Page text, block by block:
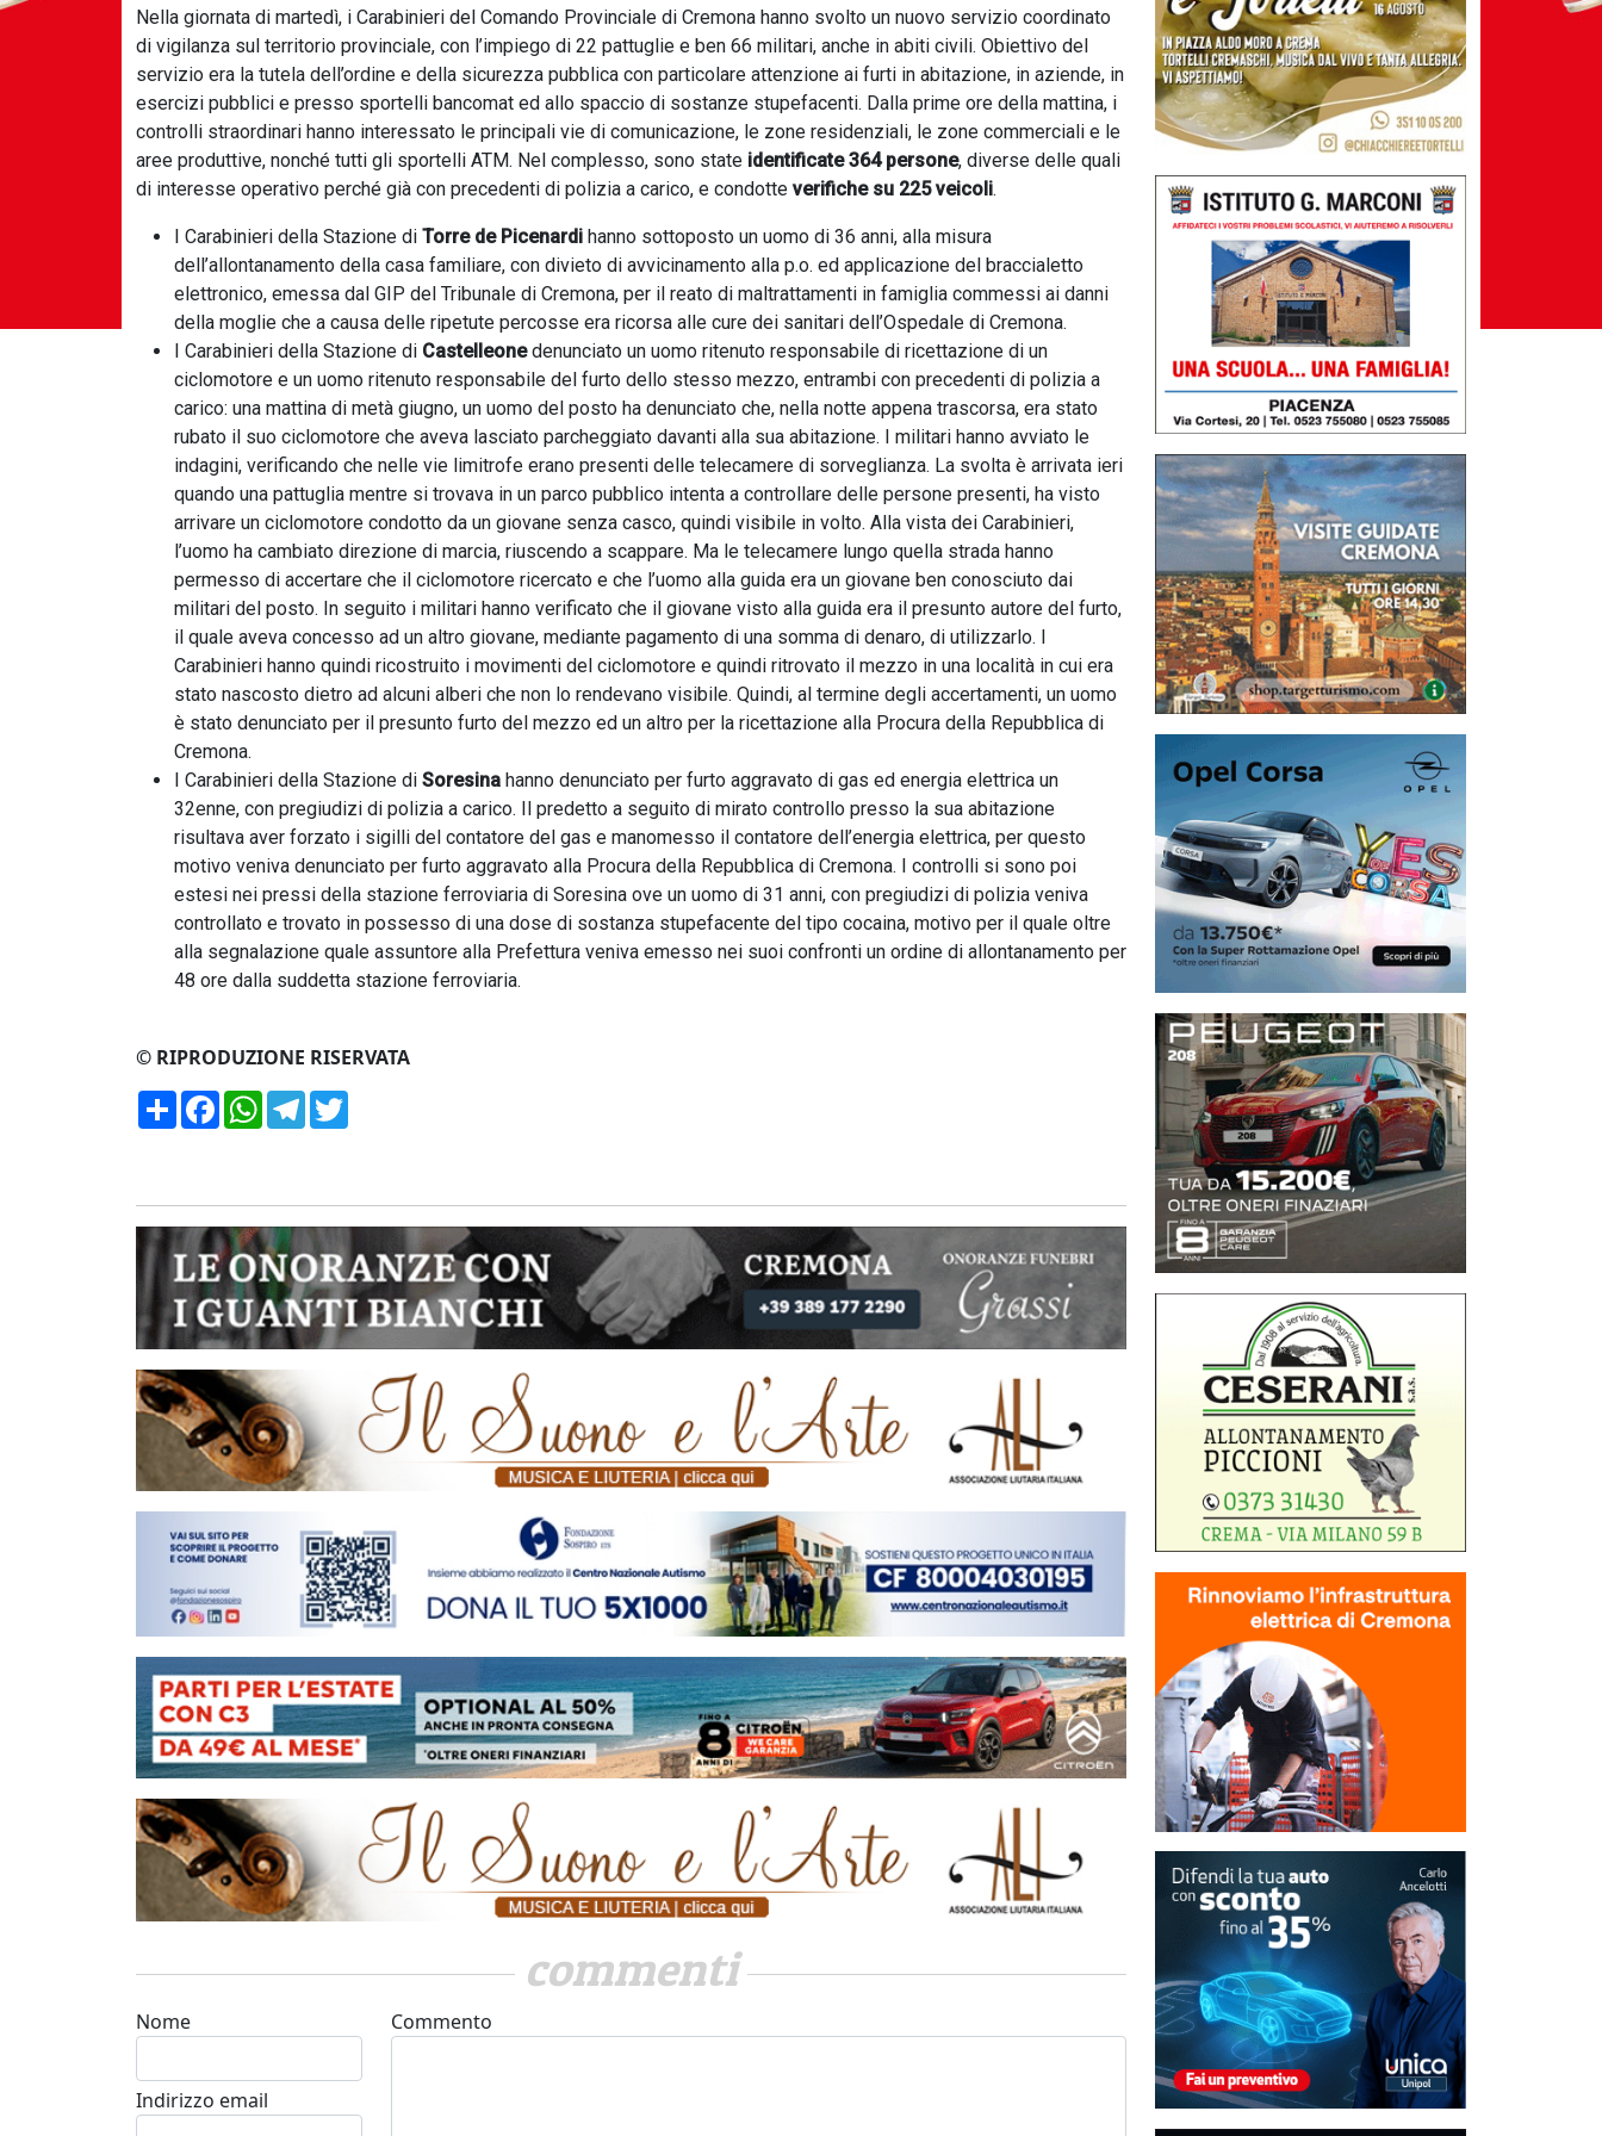
Nella giornata di martedì, i Carabinieri del Comando Provinciale di Cremona hanno svolto un nuovo servizio coordinato
di vigilanza sul territorio provinciale, con l’impiego di 22 pattuglie e ben 66 militari, anche in abiti civili. Obiettivo del
servizio era la tutela dell’ordine e della sicurezza pubblica con particolare attenzione ai furti in abitazione, in aziende, in
esercizi pubblici e presso sportelli bancomat ed allo spaccio di sostanze stupefacenti. Dalla prime ore della mattina, i
controlli straordinari hanno interessato le principali vie di comunicazione, le zone residenziali, le zone commerciali e le
aree produttive, nonché tutti gli sportelli ATM. Nel complesso, sono state identificate 364 persone, diverse delle quali
di interesse operativo perché già con precedenti di polizia a carico, e condotte verifiche su 225 veicoli.
I Carabinieri della Stazione di Torre de Picenardi hanno sottoposto un uomo di 36 anni, alla misura
dell’allontanamento della casa familiare, con divieto di avvicinamento alla p.o. ed applicazione del braccialetto
elettronico, emessa dal GIP del Tribunale di Cremona, per il reato di maltrattamenti in famiglia commessi ai danni
della moglie che a causa delle ripetute percosse era ricorsa alle cure dei sanitari dell’Ospedale di Cremona.
I Carabinieri della Stazione di Castelleonedenunciato un uomo ritenuto responsabile di ricettazione di un
ciclomotore e un uomo ritenuto responsabile del furto dello stesso mezzo, entrambi con precedenti di polizia a
carico: una mattina di metà giugno, un uomo del posto ha denunciato che, nella notte appena trascorsa, era stato
rubato il suo ciclomotore che aveva lasciato parcheggiato davanti alla sua abitazione. I militari hanno avviato le
indagini, verificando che nelle vie limitrofe erano presenti delle telecamere di sorveglianza. La svolta è arrivata ieri
quando una pattuglia mentre si trovava in un parco pubblico intenta a controllare delle persone presenti, ha visto
arrivare un ciclomotore condotto da un giovane senza casco, quindi visibile in volto. Alla vista dei Carabinieri,
l’uomo ha cambiato direzione di marcia, riuscendo a scappare. Ma le telecamere lungo quella strada hanno
permesso di accertare che il ciclomotore ricercato e che l’uomo alla guida era un giovane ben conosciuto dai
militari del posto. In seguito i militari hanno verificato che il giovane visto alla guida era il presunto autore del furto,
il quale aveva concesso ad un altro giovane, mediante pagamento di una somma di denaro, di utilizzarlo. I
Carabinieri hanno quindi ricostruito i movimenti del ciclomotore e quindi ritrovato il mezzo in una località in cui era
stato nascosto dietro ad alcuni alberi che non lo rendevano visibile. Quindi, al termine degli accertamenti, un uomo
è stato denunciato per il presunto furto del mezzo ed un altro per la ricettazione alla Procura della Repubblica di
Cremona.
I Carabinieri della Stazione di Soresina hanno denunciato per furto aggravato di gas ed energia elettrica un
32enne, con pregiudizi di polizia a carico. Il predetto a seguito di mirato controllo presso la sua abitazione
risultava aver forzato i sigilli del contatore del gas e manomesso il contatore dell’energia elettrica, per questo
motivo veniva denunciato per furto aggravato alla Procura della Repubblica di Cremona. I controlli si sono poi
estesi nei pressi della stazione ferroviaria di Soresina ove un uomo di 31 anni, con pregiudizi di polizia veniva
controllato e trovato in possesso di una dose di sostanza stupefacente del tipo cocaina, motivo per il quale oltre
alla segnalazione quale assuntore alla Prefettura veniva emesso nei suoi confronti un ordine di allontanamento per
48 ore dalla suddetta stazione ferroviaria.
© RIPRODUZIONE RISERVATA
CondividiFacebookWhatsApp
Telegram
commenti
Nome
Indirizzo email
Commento